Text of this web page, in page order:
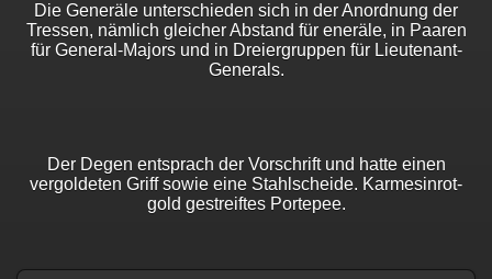
Die Generäle unterschieden sich in der Anordnung der
Tressen, nämlich gleicher Abstand für eneräle, in Paaren
für General-Majors und in Dreiergruppen für Lieutenant-
Generals.
Der Degen entsprach der Vorschrift und hatte einen
vergoldeten Griff sowie eine Stahlscheide. Karmesinrot-
gold gestreiftes Portepee.